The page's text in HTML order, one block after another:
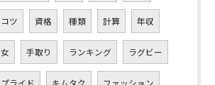
コツ 資格 種類 計算 年収
女 手取り ランキング ラグビー